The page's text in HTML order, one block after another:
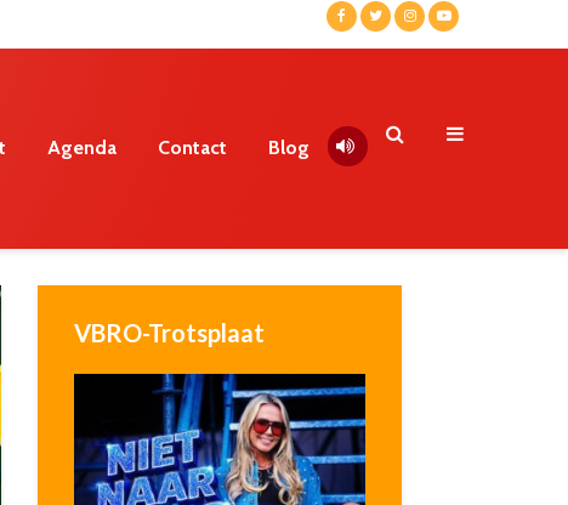
Agenda Contact Blog
VBRO-Trotsplaat